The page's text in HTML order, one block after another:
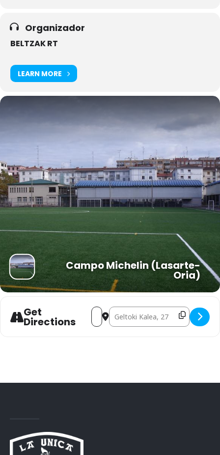
Organizador
BELTZAK RT
LEARN MORE
Campo Michelin (Lasarte-
Oria)
Get
Directions
Address - ESKOLA: LA UNICA vs
Destination Address - ESKOLA: LA